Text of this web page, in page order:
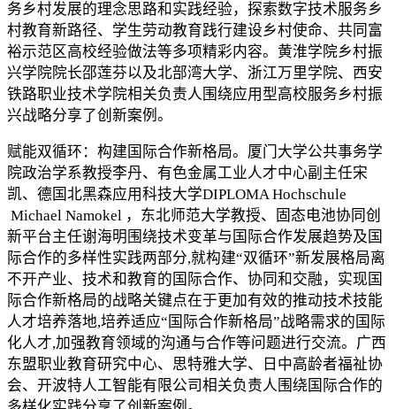
务乡村发展的理念思路和实践经验，探索数字技术服务乡
村教育新路径、学生劳动教育践行建设乡村使命、共同富
裕示范区高校经验做法等多项精彩内容。黄淮学院乡村振
兴学院院长邵莲芬以及北部湾大学、浙江万里学院、西安
铁路职业技术学院相关负责人围绕应用型高校服务乡村振
兴战略分享了创新案例。
赋能双循环：构建国际合作新格局。厦门大学公共事务学
院政治学系教授李丹、有色金属工业人才中心副主任宋
凯、德国北黑森应用科技大学DIPLOMA Hochschule
Michael Namokel ，东北师范大学教授、固态电池协同创
新平台主任谢海明围绕技术变革与国际合作发展趋势及国
际合作的多样性实践两部分,就构建“双循环”新发展格局离
不开产业、技术和教育的国际合作、协同和交融，实现国
际合作新格局的战略关键点在于更加有效的推动技术技能
人才培养落地,培养适应“国际合作新格局”战略需求的国际
化人才,加强教育领域的沟通与合作等问题进行交流。广西
东盟职业教育研究中心、思特雅大学、日中高龄者福祉协
会、开波特人工智能有限公司相关负责人围绕国际合作的